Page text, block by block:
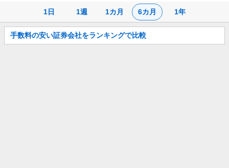
1日 1週 1カ月 6カ月 1年
お
知
手数料の安い証券会社をランキングで比較